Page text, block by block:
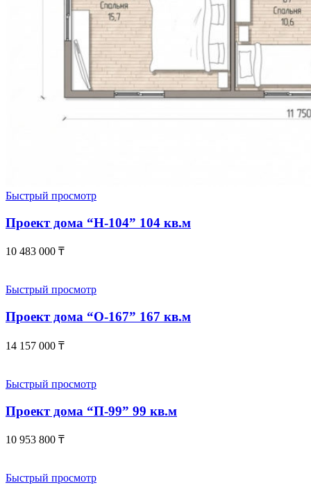
Быстрый просмотр
Проект дома “Н-104” 104 кв.м
10 483 000 ₸
Быстрый просмотр
Проект дома “О-167” 167 кв.м
14 157 000 ₸
Быстрый просмотр
Проект дома “П-99” 99 кв.м
10 953 800 ₸
Быстрый просмотр